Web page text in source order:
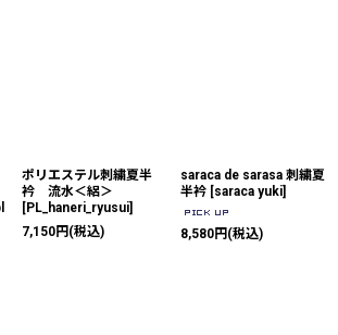
ポリエステル刺繍夏半
衿 流水＜絽＞
[PL_haneri_ryusui]
7,150円 (税込)
saraca de sarasa 刺繍夏
半衿 [saraca yuki]
8,580円 (税込)